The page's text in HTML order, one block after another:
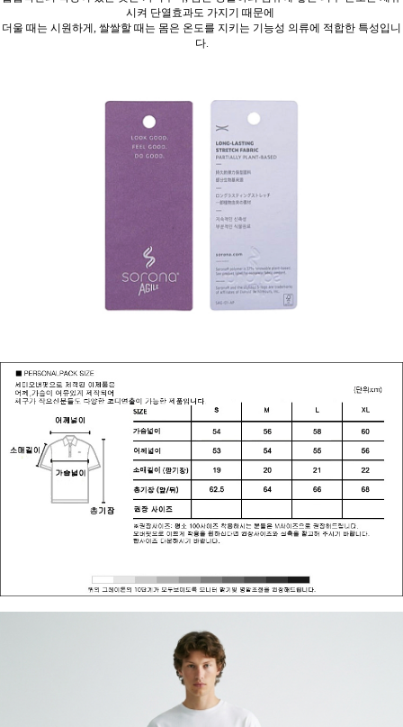
시켜 단열효과도 가지기 때문에
더울 때는 시원하게, 쌀쌀할 때는 몸은 온도를 지키는 기능성 의류에 적합한 특성입니
다.